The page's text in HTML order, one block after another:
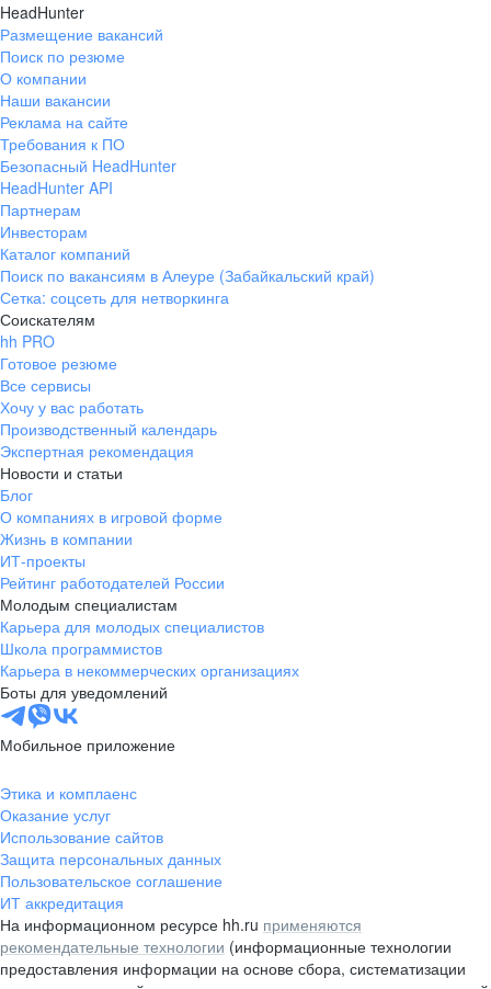
HeadHunter
Размещение вакансий
Поиск по резюме
О компании
Наши вакансии
Реклама на сайте
Требования к ПО
Безопасный HeadHunter
HeadHunter API
Партнерам
Инвесторам
Каталог компаний
Поиск по вакансиям в Алеуре (Забайкальский край)
Сетка: соцсеть для нетворкинга
Соискателям
hh PRO
Готовое резюме
Все сервисы
Хочу у вас работать
Производственный календарь
Экспертная рекомендация
Новости и статьи
Блог
О компаниях в игровой форме
Жизнь в компании
ИТ-проекты
Рейтинг работодателей России
Молодым специалистам
Карьера для молодых специалистов
Школа программистов
Карьера в некоммерческих организациях
Боты для уведомлений
Мобильное приложение
Этика и комплаенс
Оказание услуг
Использование сайтов
Защита персональных данных
Пользовательское соглашение
ИТ аккредитация
На информационном ресурсе hh.ru применяются
рекомендательные технологии (информационные технологии
предоставления информации на основе сбора, систематизации